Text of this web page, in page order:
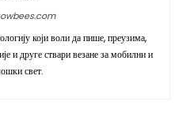
који воли да пише, преузима,
и друге ствари везане за мобилни и
свет.